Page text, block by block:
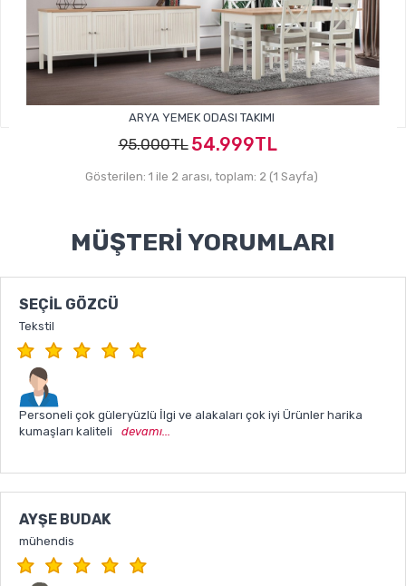
ARYA YEMEK ODASI TAKIMI
95.000TL 54.999TL
Gösterilen: 1 ile 2 arası, toplam: 2 (1 Sayfa)
MÜŞTERI YORUMLARI
SEÇIL GÖZCÜ
Tekstil
Personeli çok güleryüzlü İlgi ve alakaları çok iyi Ürünler harika
kumaşları kaliteli
devamı...
AYŞE BUDAK
mühendis